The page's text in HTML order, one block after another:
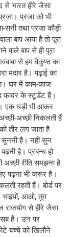
से भारत हीरे जैसा
प्रजा को भी
तथा प्रजा कौड़ी
बाप आया है तो पूरा
वाले बाप से ही पूरा
से हम वैकुण्ठ का
मदार है। पढ़ाई का
घर में काम-काज
फादर के स्टूडेंट हैं।
एक घड़ी भी आकर
अच्छी निकलती हैं
तीर लग जाता है
है। नहीं सुन
है। प्रबन्ध हो
अच्छी रीति समझना है
पढ़ना भी जरूर है।
रहती हैं। बोर्ड पर
भाइयों, आओ, तुम
से हीरे जैसा
सब हैं। उन पर
बच्चे को खिलौने